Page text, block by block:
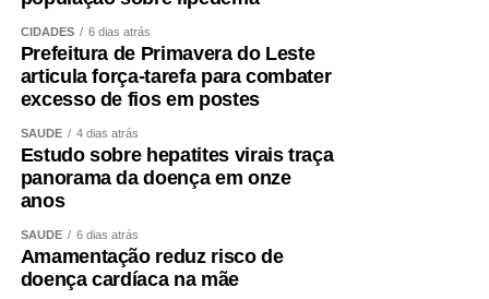
CIDADES 6 dias atrás
Prefeitura de Primavera do Leste
articula força-tarefa para combater
excesso de fios em postes
SAÚDE 4 dias atrás
Estudo sobre hepatites virais traça
panorama da doença em onze
anos
SAÚDE 6 dias atrás
Amamentação reduz risco de
doença cardíaca na mãe